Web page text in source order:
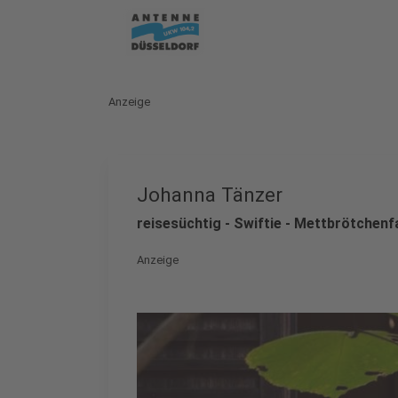
Anzeige
Johanna Tänzer
reisesüchtig - Swiftie -
Anzeige